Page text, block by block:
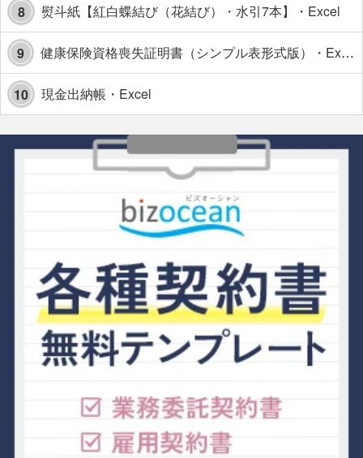
8 熨斗紙【紅白蝶結び（花結び）・水引7本】・Excel
9 健康保険資格喪失証明書（シンプル表形式版）・Excel【見本付き】
10 現金出納帳・Excel